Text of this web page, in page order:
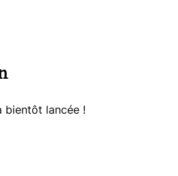
bientôt lancée !